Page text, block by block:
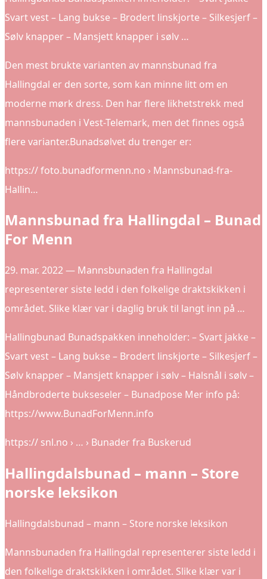
Svart vest – Lang bukse – Brodert linskjorte – Silkesjerf –
Sølv knapper – Mansjett knapper i sølv …
Den mest brukte varianten av mannsbunad fra
Hallingdal er den sorte, som kan minne litt om en
moderne mørk dress. Den har flere likhetstrekk med
mannsbunaden i Vest-Telemark, men det finnes også
flere varianter.Bunadsølvet du trenger er:
https:// foto.bunadformenn.no › Mannsbunad-fra-
Hallin…
Mannsbunad fra Hallingdal – Bunad
For Menn
29. mar. 2022 — Mannsbunaden fra Hallingdal
representerer siste ledd i den folkelige draktskikken i
området. Slike klær var i daglig bruk til langt inn på …
Hallingbunad Bunadspakken inneholder: – Svart jakke –
Svart vest – Lang bukse – Brodert linskjorte – Silkesjerf –
Sølv knapper – Mansjett knapper i sølv – Halsnål i sølv –
Håndbroderte bukseseler – Bunadpose Mer info på:
https://www.BunadForMenn.info
https:// snl.no › … › Bunader fra Buskerud
Hallingdalsbunad – mann – Store
norske leksikon
Hallingdalsbunad – mann – Store norske leksikon
Mannsbunaden fra Hallingdal representerer siste ledd i
den folkelige draktskikken i området. Slike klær var i